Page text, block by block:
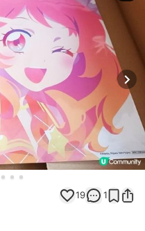
19 1